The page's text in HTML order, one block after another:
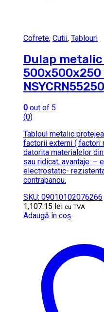
Cofrete, Cutii, Tablouri
Dulap
NSYCRN55250
0 out of 5
(0)
Tabloul metalic
factorii externi ( factori
datorita materialelor
sau ridicat; avantaje: –
electrostatic-
contrapanou.
SKU: 09010102076266
1,107.15 lei cu TVA
Adaugă în coș